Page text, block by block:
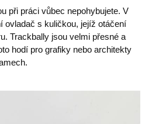
při práci vůbec nepohybujete. V
ovladač s kuličkou, jejíž otáčení
Trackbally jsou velmi přesné a
hodí pro grafiky nebo architekty
eshop.premocz.eu